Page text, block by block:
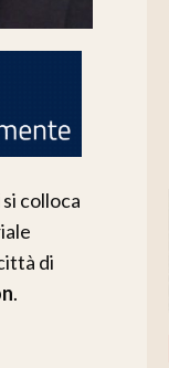
si colloca
di
.